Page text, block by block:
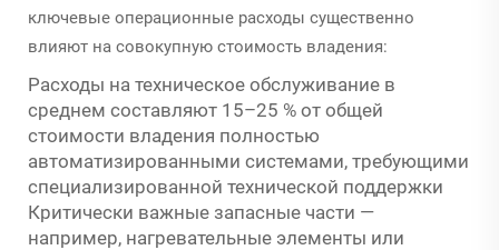
ключевые операционные расходы существенно
влияют на совокупную стоимость владения:
Расходы на техническое обслуживание в
среднем составляют 15–25 % от общей
стоимости владения полностью
автоматизированными системами, требующими
специализированной технической поддержки
Критически важные запасные части —
например, нагревательные элементы или